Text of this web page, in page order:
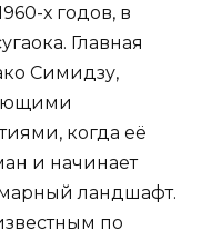
х годов, в
Главная
Симидзу,
когда её
и начинает
ландшафт.
по